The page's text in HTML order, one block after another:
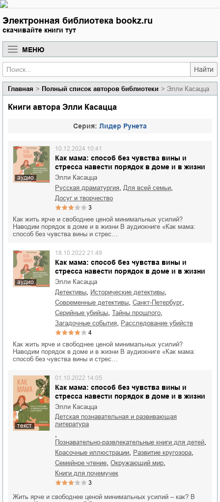
Электронная библиотека bookz.ru
скачивайте книги тут
МЕНЮ
Найти
Главная Полный список авторов библиотеки Элли Касацца
Книги автора Элли Касацца
Cерия: Лидер Рунета
аудио
Как мама: способ без чувства вины и
стресса навести порядок в доме и в жизни
10.12.2024 10:41
Элли Касацца
русская драматургия
для всей семьи
досуг и творчество
3
Как жить ярче и свободнее ценой минимальных усилий?
Наводим порядок в доме и в жизни В аудиокниге «Как мама:
способ без чувства вины и стрес…
аудио
Как мама: способ без чувства вины и
стресса навести порядок в доме и в жизни
18.10.2022 21:49
Элли Касацца
детективы
исторические детективы
современные детективы Санкт-Петербург
серийные убийцы тайны прошлого
загадочные события расследование убийств
4
Как жить ярче и свободнее ценой минимальных усилий?
Наводим порядок в доме и в жизни В аудиокниге «Как мама:
способ без чувства вины и стрес…
текст
Как мама: способ без чувства вины и
стресса навести порядок в доме и в жизни
01.10.2022 14:05
Элли Касацца
детская познавательная и развивающая
литература
познавательно-развлекательные книги для детей
красочные иллюстрации развитие кругозора
семейное чтение окружающий мир
книги для почемучек
3
Жить ярче и свободнее ценой минимальных усилий – как? В